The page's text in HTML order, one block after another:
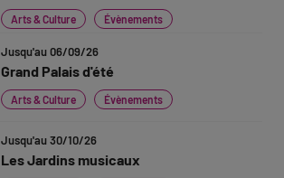
Arts & Culture Évènements
Jusqu'au 06/09/26
Grand Palais d'été
Arts & Culture Évènements
Jusqu'au 30/10/26
Les Jardins musicaux